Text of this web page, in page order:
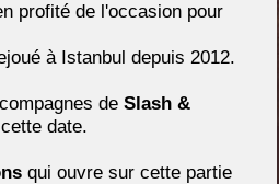
profité de l'occasion pour
à Istanbul depuis 2012.
de Slash &
date.
qui ouvre sur cette partie